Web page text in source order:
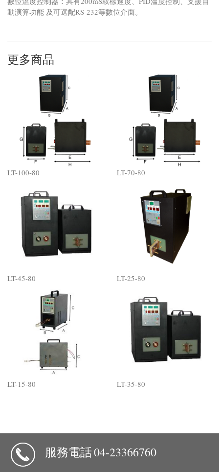
動演算功能 及可選配RS-232等數位介面。
更多商品
LT-100-80 LT-70-80
LT-45-80 LT-25-80
LT-15-80 LT-35-80
服務電話04-23366760